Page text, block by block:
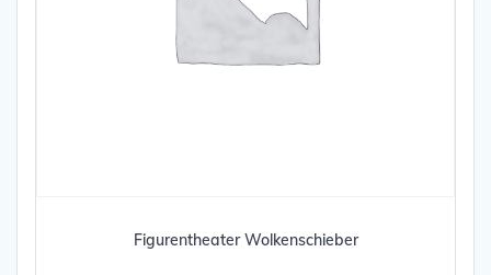
Figu­ren­thea­ter Wolkenschieber